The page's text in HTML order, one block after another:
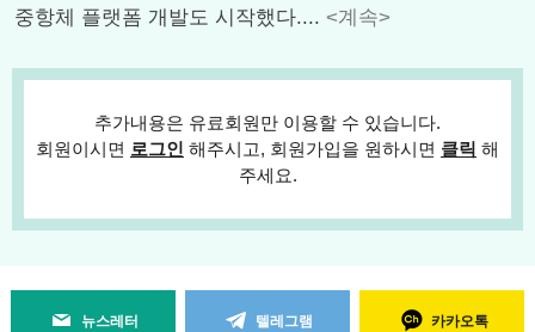
중항체 플랫폼 개발도 시작했다.... <계속>
추가내용은 유료회원만 이용할 수 있습니다.
회원이시면 로그인 해주시고, 회원가입을 원하시면 클릭 해
주세요.
뉴스레터 텔레그램 카카오톡